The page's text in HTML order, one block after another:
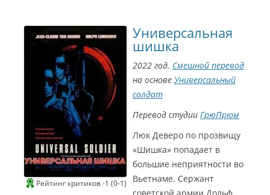
ж
С
и
е
Г
2
в
ы
й
г
о
Рейтинг критиков -1 (0-1)
Универсальная
шишка
2022 год. Смешной перевод
на основе Универсальный
солдат
Перевод студии ГрюПрюм
Люк Деверо по прозвищу
«Шишка» попадает в
большие неприятности во
Вьетнаме. Сержант